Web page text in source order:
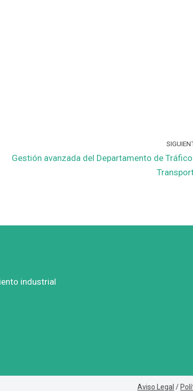
Gestión avanzada del Departamento de
industrial
Aviso Legal /